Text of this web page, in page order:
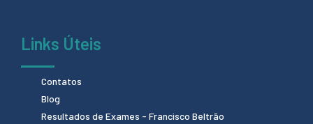
Links Úteis
Contatos
Blog
Resultados de Exames - Francisco Beltrão